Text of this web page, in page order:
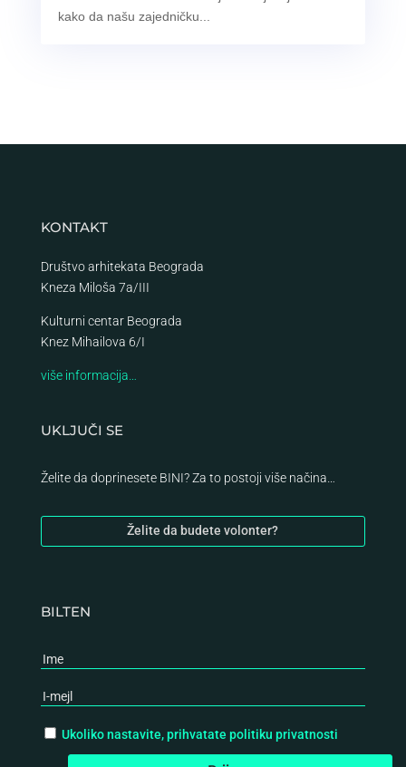
kako da našu zajedničku...
KONTAKT
Društvo arhitekata Beograda
Kneza Miloša 7a/III
Kulturni centar Beograda
Knez Mihailova 6/I
više informacija…
UKLJUČI SE
Želite da doprinesete BINI? Za to postoji više načina…
Želite da budete volonter?
BILTEN
Ukoliko nastavite, prihvatate politiku privatnosti